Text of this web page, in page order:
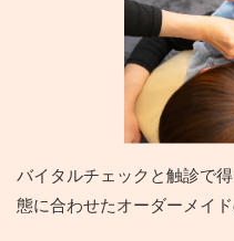
バイタルチェックと触診で
態に合わせたオーダーメイ